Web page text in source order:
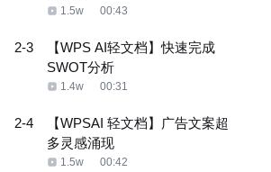
1.5w 00:43
2-3
【WPS AI轻文档】快速完成
SWOT分析
1.4w 00:31
2-4
【WPSAI 轻文档】广告文案超
多灵感涌现
1.5w 00:42